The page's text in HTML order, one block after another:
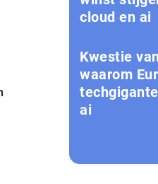
cloud en ai
Kwestie
waarom
ai